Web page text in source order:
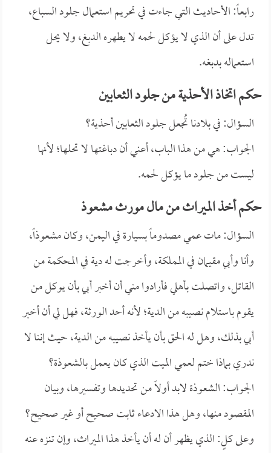
رابعاً: الأحاديث التي جاءت في تحريم استعمال جلود السباع،
تدل على أن الذي لا يؤكل لحمه لا يطهره الدبغ، ولا يحل
استعماله بدبغه.
حكم اتخاذ الأحذية من جلود الثعابين
السؤال: في بلادنا تُجعل جلود الثعابين أحذية؟
الجواب: هي من هذا الباب، أعني أن دباغتها لا تحلها؛ لأنها
ليست من جلود ما يؤكل لحمه.
حكم أخذ الميراث من مال مورث مشعوذ
السؤال: مات عمي مصدوماً بسيارة في اليمن، وكان مشعوذاً،
وأنا وأبي مقيمان في المملكة، وأخرجت له دية في المحكمة من
القاتل، واتصلت بأهلي فأرادوا مني أن أخبر أبي بأن يوكل من
يقوم باستلام نصيبه من الدية؛ لأنه أحد الورثة، فهل لي أن أخبر
أبي بذلك، وهل له الحق بأن يأخذ نصيبه من الدية، حيث إننا لا
ندري بماذا ختم لعمي الميت الذي كان يعمل بالشعوذة؟
الجواب: الشعوذة لابد أولاً من تحديدها وتفسيرها، وبيان
المقصود منها، وهل هذا الادعاء ثابت صحيح أو غير صحيح؟
وعلى كلٍ: الذي يظهر أن له أن يأخذ هذا الميراث، وإن تنزه عنه